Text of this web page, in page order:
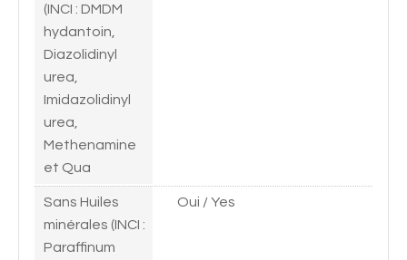
(INCI : DMDM
hydantoin,
Diazolidinyl
urea,
Imidazolidinyl
urea,
Methenamine
et Qua
Sans Huiles
minérales (INCI :
Paraffinum
Oui / Yes